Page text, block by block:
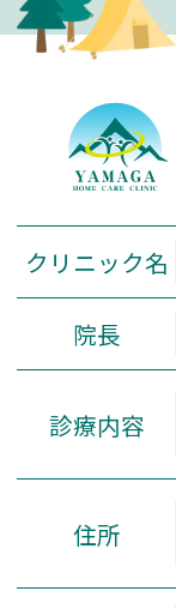
クリニック名
院長
診療内容
住所